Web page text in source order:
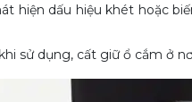
hiện dấu hiệu khét hoặc
sử dụng, cất giữ ổ cắm ở